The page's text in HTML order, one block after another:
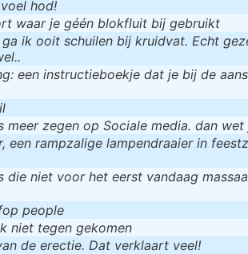
hod!
waar je géén blokfluit bij gebruikt
ik ooit schuilen bij kruidvat. Echt
een instructieboekje dat je bij de
meer zegen op Sociale media. dan
een rampzalige lampendraaier in
die niet voor het eerst vandaag
people
niet tegen gekomen
de erectie. Dat verklaart veel!